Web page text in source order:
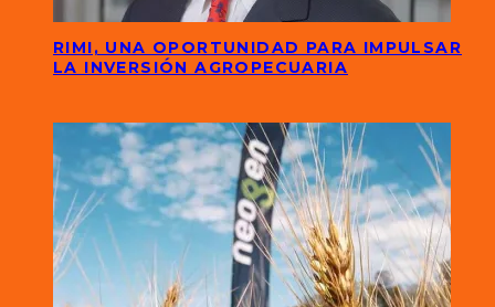
RIMI, UNA OPORTUNIDAD PARA IMPULSAR
LA INVERSIÓN AGROPECUARIA